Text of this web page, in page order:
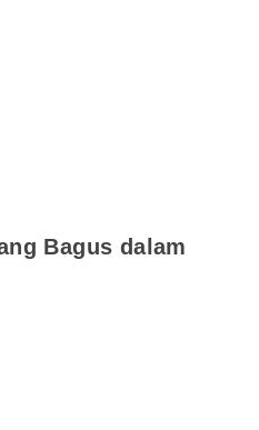
Bagus dalam